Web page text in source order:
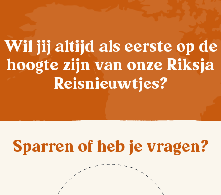
Wil jij altijd als eerste op de
hoogte zijn van onze Riksja
Reisnieuwtjes?
Sparren of heb je vragen?